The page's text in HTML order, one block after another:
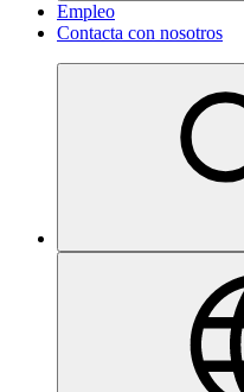
Empleo
Contacta con nosotros